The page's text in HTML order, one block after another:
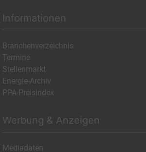
Informationen
Branchenverzeichnis
Termine
Stellenmarkt
Energie-Archiv
PPA-Preisindex
Werbung & Anzeigen
Mediadaten